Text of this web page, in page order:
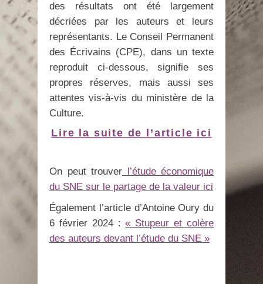
des résultats ont été largement
décriées par les auteurs et leurs
représentants. Le Conseil Permanent
des Écrivains (CPE), dans un texte
reproduit ci-dessous, signifie ses
propres réserves, mais aussi ses
attentes vis-à-vis du ministère de la
Culture.
Lire la suite de l’article ici
On peut trouver l’étude économique
du SNE sur le partage de la valeur ici
Également l’article d’Antoine Oury du
6 février 2024 :« Stupeur et colère
des auteurs devant l’étude du SNE »